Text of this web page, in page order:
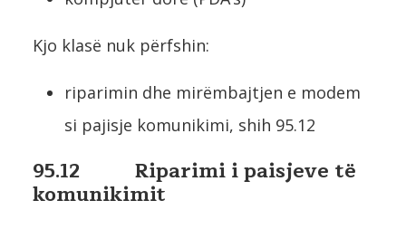
Kjo klasë nuk përfshin:
riparimin dhe mirëmbajtjen e modem
si pajisje komunikimi, shih 95.12
95.12 Riparimi i paisjeve të
komunikimit